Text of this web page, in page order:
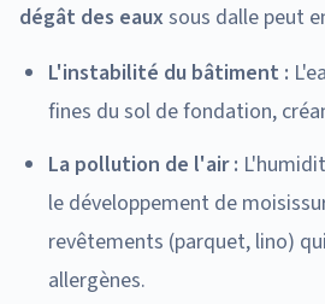
dégât des eaux sous dalle peut
L'instabilité du bâtiment :
fines du sol de fondation,
La pollution de l'air :
le développement de
revêtements (parquet, lino)
allergènes.